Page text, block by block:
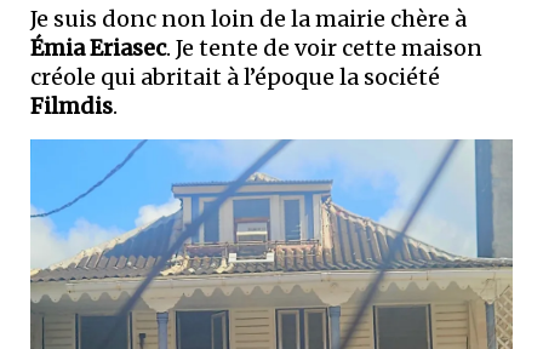
Je suis donc non loin de la mairie chère à
Émia Eriasec. Je tente de voir cette maison
créole qui abritait à l’époque la société
Filmdis.